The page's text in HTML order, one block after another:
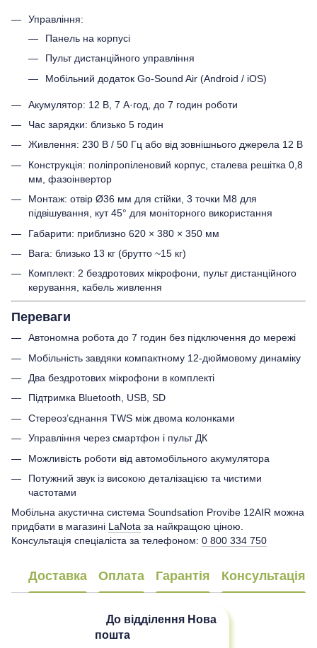
Управління:
Панель на корпусі
Пульт дистанційного управління
Мобільний додаток Go-Sound Air (Android / iOS)
Акумулятор: 12 В, 7 А·год, до 7 годин роботи
Час зарядки: близько 5 годин
Живлення: 230 В / 50 Гц або від зовнішнього джерела 12 В
Конструкція: поліпропіленовий корпус, сталева решітка 0,8
мм, фазоінвертор
Монтаж: отвір Ø36 мм для стійки, 3 точки M8 для
підвішування, кут 45° для моніторного використання
Габарити: приблизно 620 × 380 × 350 мм
Вага: близько 13 кг (брутто ~15 кг)
Комплект: 2 бездротових мікрофони, пульт дистанційного
керування, кабель живлення
Переваги
Автономна робота до 7 годин без підключення до мережі
Мобільність завдяки компактному 12-дюймовому динаміку
Два бездротових мікрофони в комплекті
Підтримка Bluetooth, USB, SD
Стереоз’єднання TWS між двома колонками
Управління через смартфон і пульт ДК
Можливість роботи від автомобільного акумулятора
Потужний звук із високою деталізацією та чистими
частотами
Мобільна акустична система Soundsation Provibe 12AIR можна
придбати в магазині LaNota за найкращою ціною.
Консультація спеціаліста за телефоном: 0 800 334 750
Доставка Оплата Гарантія Консультація
До відділення Нова
пошта